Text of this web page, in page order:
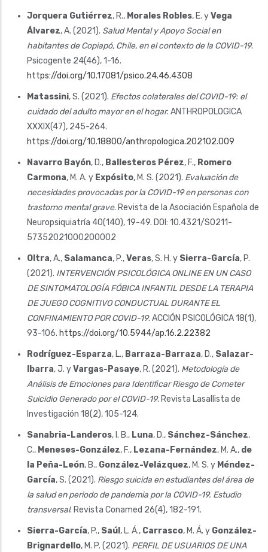
Jorquera Gutiérrez, R., Morales Robles, E. yVega
Álvarez, A. (2021). Salud Mental y Apoyo Social en
habitantes de Copiapó, Chile, en el contexto de la COVID-19.
Psicogente 24(46), 1-16.
https://doi.org/10.17081/psico.24.46.4308
Matassini, S. (2021). Efectos colaterales del COVID-19: el
cuidado del adulto mayor en el hogar. ANTHROPOLOGICA
XXXIX(47), 245-264.
https://doi.org/10.18800/anthropologica.202102.009
Navarro Bayón, D., Ballesteros Pérez, F., Romero
Carmona, M. A. y Expósito, M. S. (2021). Evaluación de
necesidades provocadas por la COVID-19 en personas con
trastorno mental grave. Revista de la Asociación Española de
Neuropsiquiatría 40(140), 19-49. DOI: 10.4321/S0211-
57352021000200002
Oltra, A., Salamanca, P.,Veras, S. H. y Sierra-García, P.
(2021). INTERVENCIÓN PSICOLÓGICA ONLINE EN UN CASO
DE SINTOMATOLOGÍA FÓBICA INFANTIL DESDE LA TERAPIA
DE JUEGO COGNITIVO CONDUCTUAL DURANTE EL
CONFINAMIENTO POR COVID-19. ACCIÓN PSICOLÓGICA 18(1),
93-106. https://doi.org/10.5944/ap.16.2.22382
Rodríguez-Esparza, L., Barraza-Barraza, D., Salazar-
Ibarra, J. yVargas-Pasaye, R. (2021). Metodología de
Análisis de Emociones para Identificar Riesgo de Cometer
Suicidio Generado por el COVID-19. Revista Lasallista de
Investigación 18(2), 105-124.
Sanabria-Landeros, I. B., Luna, D., Sánchez-Sánchez,
C., Meneses-González, F., Lezana-Fernández, M. A., de
la Peña-León, B., González-Velázquez, M. S. y Méndez-
García, S. (2021). Riesgo suicida en estudiantes del área de
la salud en periodo de pandemia por la COVID-19. Estudio
transversal. Revista Conamed 26(4), 182-191.
Sierra-García, P., Saúl , L. Á., Carrasco, M. Á. y González-
Brignardello, M. P. (2021). PERFIL DE USUARIOS DE UNA